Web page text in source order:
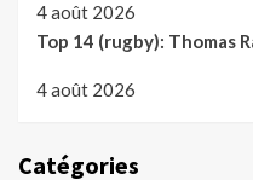
4 août 2026
Top 14 (rugby): Thomas
4 août 2026
Catégories